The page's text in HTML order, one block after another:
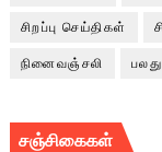
சிறப்பு செய்திகள்
நினைவஞ்சலி
சஞ்சிகைகள்